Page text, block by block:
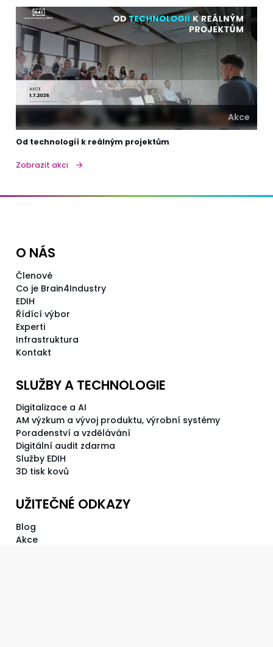
Akce
Od technologií k reálným projektům
Zobrazit akci
O NÁS
Členové
Co je Brain4Industry
EDIH
Řídící výbor
Experti
Infrastruktura
Kontakt
SLUŽBY A TECHNOLOGIE
Digitalizace a AI
AM výzkum a vývoj produktu, výrobní systémy
Poradenství a vzdělávání
Digitální audit zdarma
Služby EDIH
3D tisk kovů
UŽITEČNÉ ODKAZY
Blog
Akce